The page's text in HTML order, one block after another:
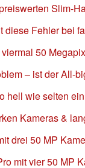
Slim-
diese Fehler bei
50
– ist der All-
hell wie selten
Kameras &
drei 50 MP
mit vier 50 MP